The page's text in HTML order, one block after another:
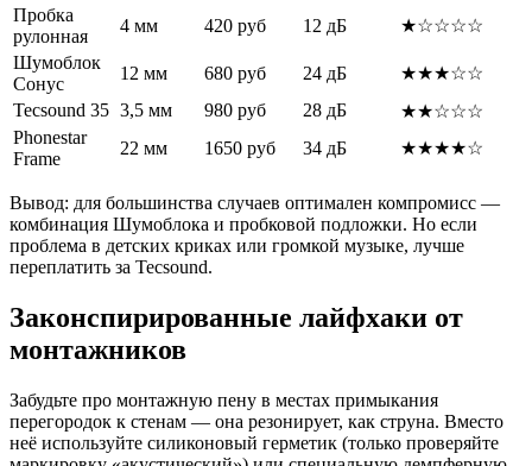
Пробка
рулонная
4 мм 420 руб 12 дБ
★☆☆☆☆
Шумоблок
Сонус
12 мм 680 руб 24 дБ
★★★☆☆
Tecsound 35 3,5 мм 980 руб 28 дБ
★★☆☆☆
Phonestar
Frame
22 мм 1650 руб 34 дБ ★★★★☆
Вывод: для большинства случаев оптимален компромисс —
комбинация Шумоблока и пробковой подложки. Но если
проблема в детских криках или громкой музыке, лучше
переплатить за Tecsound.
Законспирированные лайфхаки от
монтажников
Забудьте про монтажную пену в местах примыкания
перегородок к стенам — она резонирует, как струна. Вместо
неё используйте силиконовый герметик (только проверяйте